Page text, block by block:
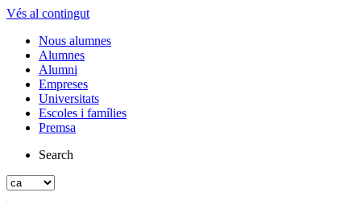
Vés al contingut
Nous alumnes
Alumnes
Alumni
Empreses
Universitats
Escoles i famílies
Premsa
Search